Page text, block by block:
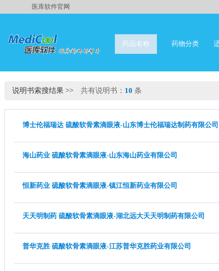
医库软件官网
药品名称 药物分类
说明书索搜结果 >> 共有说明书： 10 条
博士伦福瑞达 硫酸软骨素滴眼液-山东博士伦福瑞达制药有限公司
海山药业 硫酸软骨素滴眼液-山东海山药业有限公司
恒新药业 硫酸软骨素滴眼液-镇江恒新药业有限公司
天天明制药 硫酸软骨素滴眼液-湖北远大天天明制药有限公司
普华克胜 硫酸软骨素滴眼液-江苏普华克胜药业有限公司